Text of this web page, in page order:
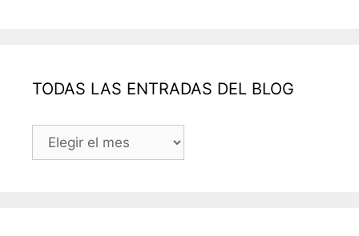
TODAS LAS ENTRADAS DEL BLOG
TODAS